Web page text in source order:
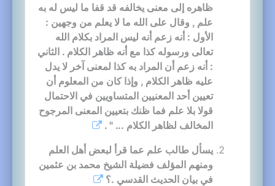
ظاهره إلى معنى يخالفه قد قفا ما ليس له به
علم , وقال على الله ما لا يعلم من وجهين :
الأول : أنه زعم أنه ليس المراد بكلام الله
تعالى ورسوله كذا مع أنه ظاهر الكلام . الثاني
: أنه زعم أن المراد به كذا لمعنى آخر لا يدل
عليه ظاهر الكلام , وإذا كان من المعلوم أن
تعيين أحد المعنيين المتساويين في الاحتمال
قولا بلا علم فما ظنك بتعيين المعنى المرجوح
المخالف لظاهر الكلام ... " .
يسأل طالب علم عما قرأ لبعض أهل العلم
ومنهم المؤلف فضيلة الشيخ محمد بن عثمين
في بيان الحديث القدسي .؟